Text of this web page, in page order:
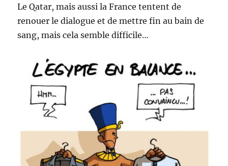
Le Qatar, mais aussi la France tentent de
renouer le dialogue et de mettre fin au bain de
sang, mais cela semble difficile…